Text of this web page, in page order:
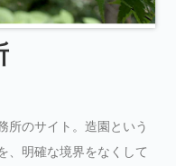
所のサイト。造園という
、明確な境界をなくして